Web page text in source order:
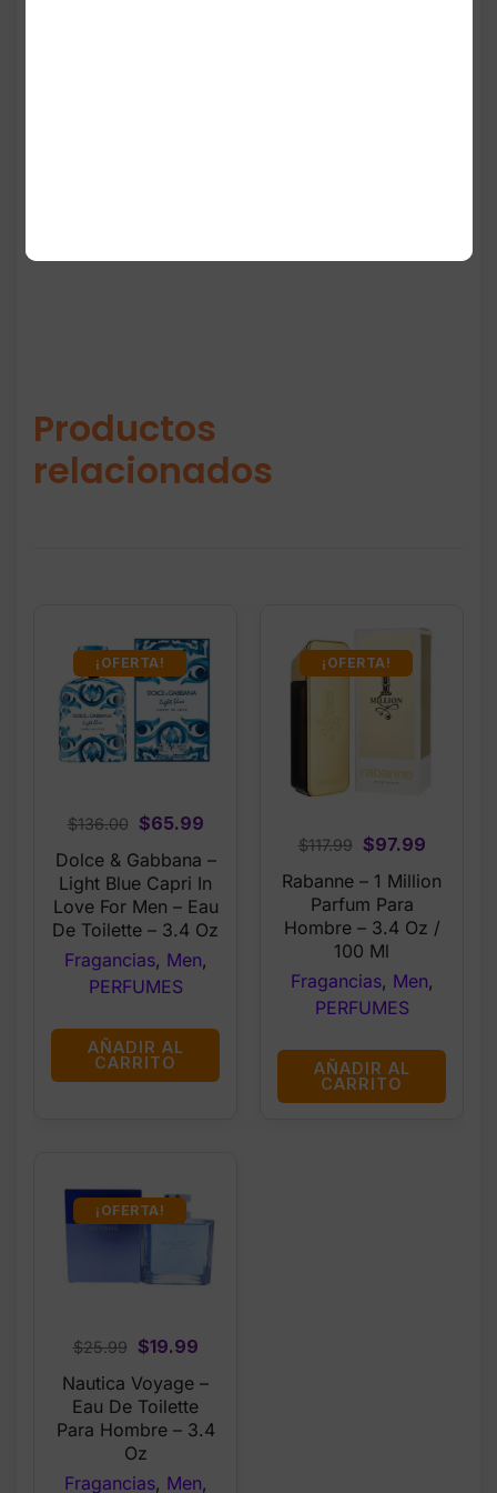
Productos
relacionados
¡OFERTA!
$136.00
Original
price
was:
$136.00.
$65.99Current
is:
$65.99.
Dolce & Gabbana –
Light Blue Capri In
Love For Men – Eau
De Toilette – 3.4 Oz
Fragancias, Men,
PERFUMES
AÑADIR AL
CARRITO
¡OFERTA!
$117.99
Original
price
was:
$117.99.
$97.99Current
$97.99.
Rabanne – 1 Million
Parfum Para
Hombre – 3.4 Oz /
100 Ml
Fragancias, Men,
PERFUMES
AÑADIR AL
CARRITO
¡OFERTA!
$25.99
Original
price
was:
$25.99.
$19.99Current
$19.99.
Nautica Voyage –
Eau De Toilette
Para Hombre – 3.4
Oz
Fragancias, Men,